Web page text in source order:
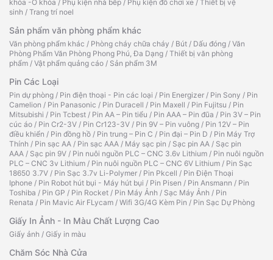
khóa -Ổ khóa / Phụ kiện nhà bếp / Phụ kiện đồ chơi xe / Thiết bị vệ
sinh / Trang trí noel
Sản phẩm văn phòng phẩm khác
Văn phòng phẩm khác / Phòng cháy chữa cháy / Bút / Dấu đóng / Văn
Phòng Phẩm Văn Phòng Phong Phú, Đa Dạng / Thiết bị văn phòng
phẩm / Vật phẩm quảng cáo / Sản phẩm 3M
Pin Các Loại
Pin dự phòng / Pin điện thoại - Pin các loại / Pin Energizer / Pin Sony / Pin
Camelion / Pin Panasonic / Pin Duracell / Pin Maxell / Pin Fujitsu / Pin
Mitsubishi / Pin Tcbest / Pin AA – Pin tiểu / Pin AAA – Pin đũa / Pin 3V – Pin
cúc áo / Pin Cr2-3V / Pin Cr123-3V / Pin 9V – Pin vuông / Pin 12V – Pin
điều khiển / Pin đồng hồ / Pin trung – Pin C / Pin đại – Pin D / Pin Máy Trợ
Thính / Pin sạc AA / Pin sạc AAA / Máy sạc pin / Sạc pin AA / Sạc pin
AAA / Sạc pin 9V / Pin nuôi nguồn PLC – CNC 3.6v Lithium / Pin nuôi nguồn
PLC – CNC 3v Lithium / Pin nuôi nguồn PLC – CNC 6V Lithium / Pin Sạc
18650 3.7V / Pin Sạc 3.7v Li-Polymer / Pin Pkcell / Pin Điện Thoại
Iphone / Pin Robot hút bụi - Máy hút bụi / Pin Pisen / Pin Ansmann / Pin
Toshiba / Pin GP / Pin Rocket / Pin Máy Ảnh / Sạc Máy Ảnh / Pin
Renata / Pin Mavic Air FLycam / Wifi 3G/4G Kèm Pin / Pin Sạc Dự Phòng
Giấy In Ảnh - In Màu Chất Lượng Cao
Giấy ảnh / Giấy in màu
Chăm Sóc Nhà Cửa